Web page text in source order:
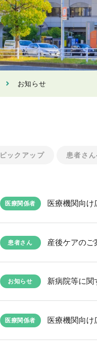
お知らせ
ピックアップ 患者さん
医療関係者 医療機関向
患者さん 産後ケアのご
お知らせ 新病院等に
医療関係者 医療機関向